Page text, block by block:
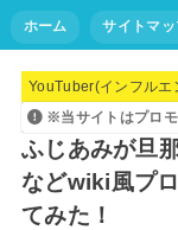
ホーム サイトマッ
YouTuber(インフルエ
※当サイトはプロ
ふじあみが旦
などwiki風プ
てみた！